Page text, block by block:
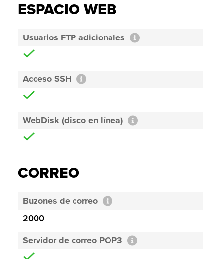
ESPACIO WEB
Usuarios FTP adicionales
Acceso SSH
WebDisk (disco en línea)
CORREO
Buzones de correo
2000
Servidor de correo POP3